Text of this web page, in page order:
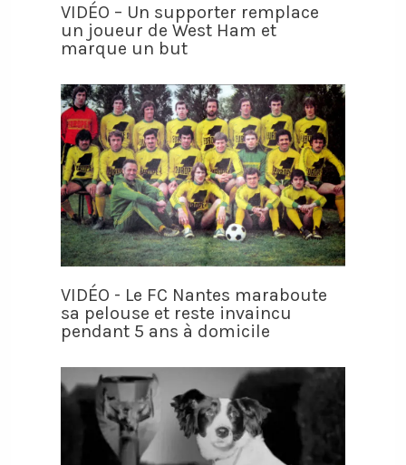
VIDÉO – Un supporter remplace
un joueur de West Ham et
marque un but
VIDÉO - Le FC Nantes maraboute
sa pelouse et reste invaincu
pendant 5 ans à domicile